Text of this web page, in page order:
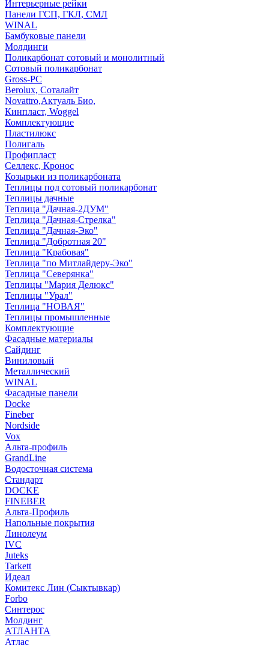
Интерьерные рейки
Панели ГСП, ГКЛ, СМЛ
WINAL
Бамбуковые панели
Молдинги
Поликарбонат сотовый и монолитный
Сотовый поликарбонат
Gross-PC
Berolux, Соталайт
Novattro,Актуаль Био,
Кинпласт, Woggel
Комплектующие
Пластилюкс
Полигаль
Профипласт
Селлекс, Кронос
Козырьки из поликарбоната
Теплицы под сотовый поликарбонат
Теплицы дачные
Теплица "Дачная-2ДУМ"
Теплица "Дачная-Стрелка"
Теплица "Дачная-Эко"
Теплица "Добротная 20"
Теплица "Крабовая"
Теплица "по Митлайдеру-Эко"
Теплица "Северянка"
Теплицы "Мария Делюкс"
Теплицы "Урал"
Теплица "НОВАЯ"
Теплицы промышленные
Комплектующие
Фасадные материалы
Сайдинг
Виниловый
Металлический
WINAL
Фасадные панели
Docke
Fineber
Nordside
Vox
Альта-профиль
GrandLine
Водосточная система
Стандарт
DOCKE
FINEBER
Альта-Профиль
Напольные покрытия
Линолеум
IVC
Juteks
Tarkett
Идеал
Комитекс Лин (Сыктывкар)
Forbo
Синтерос
Молдинг
АТЛАНТА
Атлас